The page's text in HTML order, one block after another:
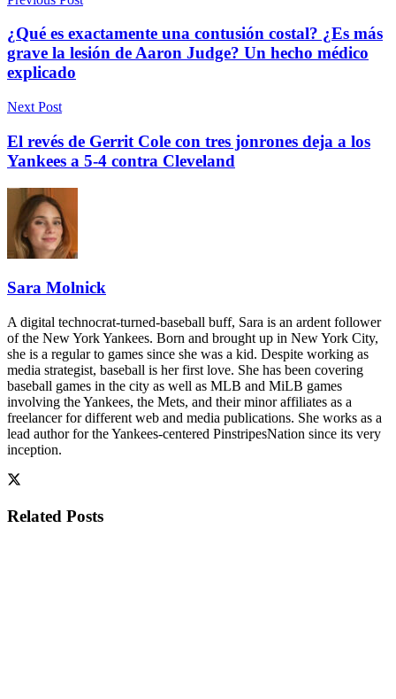
¿Qué es exactamente una contusión costal? ¿Es más
grave la lesión de Aaron Judge? Un hecho médico
explicado
Next Post
El revés de Gerrit Cole con tres jonrones deja a los
Yankees a 5-4 contra Cleveland
Sara Molnick
A digital technocrat-turned-baseball buff, Sara is an ardent follower
of the New York Yankees. Born and brought up in New York City,
she is a regular to games since she was a kid. Despite working as
media strategist, baseball is her first love. She has been covering
baseball games in the city as well as MLB and MiLB games
involving the Yankees, the Mets, and their minor affiliates as a
freelancer for different web and media publications. She works as a
lead author for the Yankees-centered PinstripesNation since its very
inception.
Related Posts